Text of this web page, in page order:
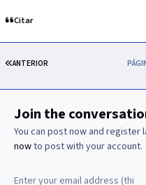
Citar
PRIMERA PÁGINA
ANTERIOR
Join the
You can post now and register
nowto post with your account.